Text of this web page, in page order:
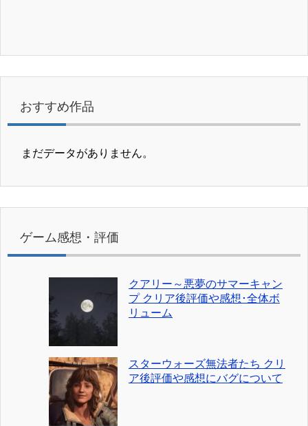
おすすめ作品
まだデータがありません。
ゲーム感想・評価
クアリー～悪夢のサマーキャン
プ クリア後評価や感想･全体ボ
リューム
スターウォーズ無法者たち クリ
ア後評価や感想にバグについて